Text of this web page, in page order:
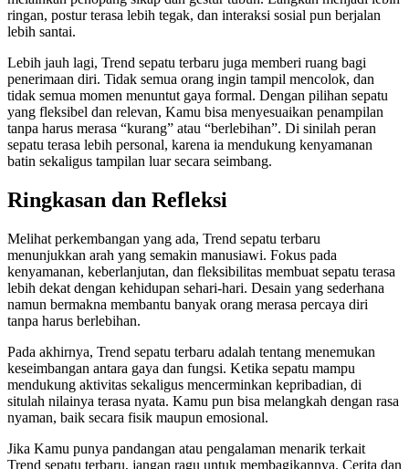
ringan, postur terasa lebih tegak, dan interaksi sosial pun berjalan
lebih santai.
Lebih jauh lagi, Trend sepatu terbaru juga memberi ruang bagi
penerimaan diri. Tidak semua orang ingin tampil mencolok, dan
tidak semua momen menuntut gaya formal. Dengan pilihan sepatu
yang fleksibel dan relevan, Kamu bisa menyesuaikan penampilan
tanpa harus merasa “kurang” atau “berlebihan”. Di sinilah peran
sepatu terasa lebih personal, karena ia mendukung kenyamanan
batin sekaligus tampilan luar secara seimbang.
Ringkasan dan Refleksi
Melihat perkembangan yang ada, Trend sepatu terbaru
menunjukkan arah yang semakin manusiawi. Fokus pada
kenyamanan, keberlanjutan, dan fleksibilitas membuat sepatu terasa
lebih dekat dengan kehidupan sehari-hari. Desain yang sederhana
namun bermakna membantu banyak orang merasa percaya diri
tanpa harus berlebihan.
Pada akhirnya, Trend sepatu terbaru adalah tentang menemukan
keseimbangan antara gaya dan fungsi. Ketika sepatu mampu
mendukung aktivitas sekaligus mencerminkan kepribadian, di
situlah nilainya terasa nyata. Kamu pun bisa melangkah dengan rasa
nyaman, baik secara fisik maupun emosional.
Jika Kamu punya pandangan atau pengalaman menarik terkait
Trend sepatu terbaru, jangan ragu untuk membagikannya. Cerita dan